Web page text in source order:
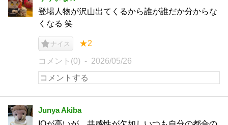
登場人物が沢山出てくるから誰が誰だか分からな
くなる 笑
ナイス ★2
コメント(0) 2026/05/26
Junya Akiba